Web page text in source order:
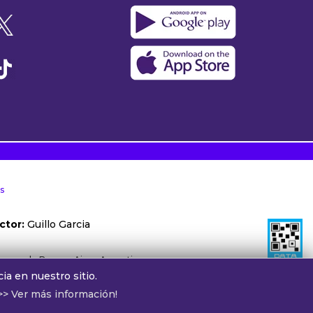
Guillo Garcia
de Buenos Aires, Argentina.
cv@alphamedia.com.ar
en nuestro sitio.
Ver más información!